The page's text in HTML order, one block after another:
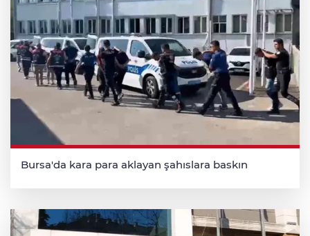
Bursa'da kara para aklayan şahıslara baskın